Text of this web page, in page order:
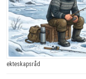
ekteskapsråd